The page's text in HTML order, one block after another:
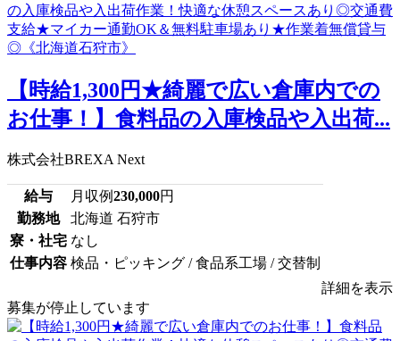
【時給1,300円★綺麗で広い倉庫内での
お仕事！】食料品の入庫検品や入出荷...
株式会社BREXA Next
給与 月収例230,000円
勤務地
北海道 石狩市
寮・社宅 なし
仕事内容 検品・ピッキング / 食品系工場 / 交替制
詳細を表示
募集が停止しています